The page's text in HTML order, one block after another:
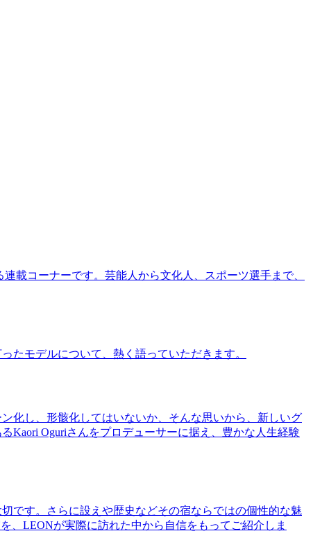
載コーナーです。芸能人から文化人、スポーツ選手まで、
たモデルについて、熱く語っていただきます。
化し、形骸化してはいないか、そんな思いから、新しいグ
Kaori Oguriさんをプロデューサーに据え、豊かな人生経験
です。さらに設えや歴史などその宿ならではの個性的な魅
、LEONが実際に訪れた中から自信をもってご紹介しま